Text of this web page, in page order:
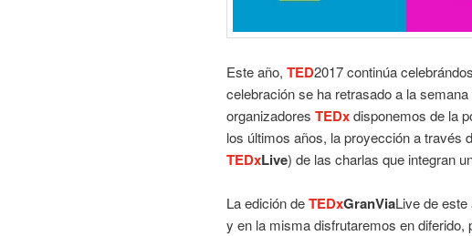
Este año, TED2017 continúa
celebración se ha retrasado a la
organizadores TEDxdisponemos de la
los últimos años, la proyección a través
TEDxLive) de las charlas que integran
La edición deTEDxGranViaLive de
y en la misma disfrutaremos en diferido,